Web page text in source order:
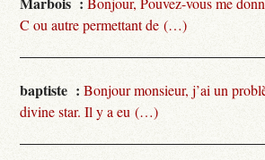
C ou autre permettant de (…)
baptiste : Bonjour monsieur, j’ai un
divine star. Il y a eu (…)